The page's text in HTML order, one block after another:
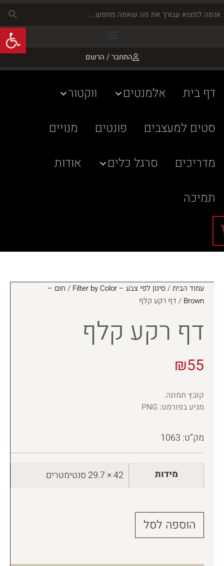
התחבר / הרשם
דף בית אלמנטים
ווקטור
סטים למעצבים
פונטים
מנויים
מדריכים
סרגל כלים
אודות
תמיכה
עמוד הבית/סינון לפי צבע – Filter by Color / חום –
Brown / דף רקע קלף
דף רקע קלף
₪55
קובץ תמונה.
מגיע בפורמט: PNG
מק”ט: 1063
מידות 42 × 29.7 סנטימטרים
הוספה לסל